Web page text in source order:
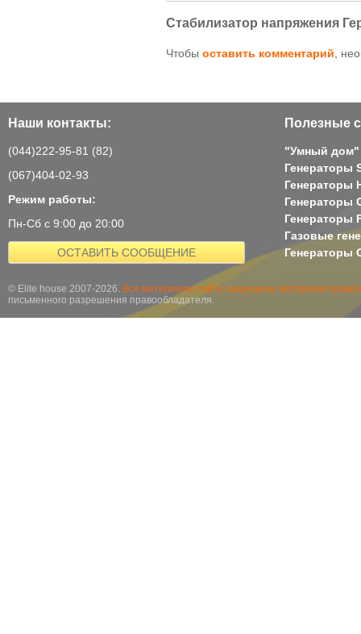
Стабилизатор напряжения
Чтобы оставить комментарий ,
Наши контакты:
(044)222-95-81 (82)
(067)404-02-93
Режим работы:
Пн-Сб с 9:00 до 20:00
ОСТАВИТЬ СООБЩЕНИЕ
Полезные
"Умный дом"
Генераторы
Генераторы
Генераторы
Генераторы
Газовые
Генераторы
© Elite house 2007-2026. Все материалы сайта защищены авторским
письменного разрешения правообладателя.